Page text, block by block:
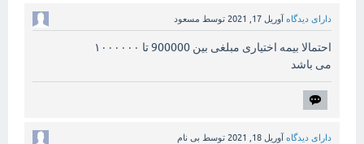
دارای دیدگاه آوریل 17, 2021 توسط مسعود
احتمالا بیمه اختیاری مبلغی بین 900000 تا ۱۰۰۰۰۰۰
می باشد
دارای دیدگاه آوریل 18, 2021 توسط بی نام